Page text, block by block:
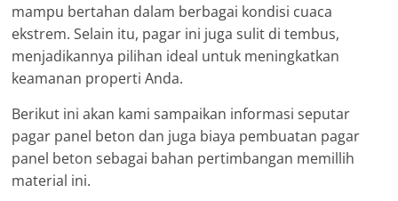
mampu bertahan dalam berbagai kondisi cuaca
ekstrem. Selain itu, pagar ini juga sulit di tembus,
menjadikannya pilihan ideal untuk meningkatkan
keamanan properti Anda.
Berikut ini akan kami sampaikan informasi seputar
pagar panel beton dan juga biaya pembuatan pagar
panel beton sebagai bahan pertimbangan memillih
material ini.